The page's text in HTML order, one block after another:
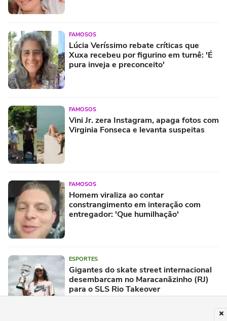
FAMOSOS
Lúcia Veríssimo rebate críticas que
Xuxa recebeu por figurino em turnê: 'É
pura inveja e preconceito'
FAMOSOS
Vini Jr. zera Instagram, apaga fotos com
Virginia Fonseca e levanta suspeitas
FAMOSOS
Homem viraliza ao contar
constrangimento em interação com
entregador: 'Que humilhação'
ESPORTES
Gigantes do skate street internacional
desembarcam no Maracanãzinho (RJ)
para o SLS Rio Takeover